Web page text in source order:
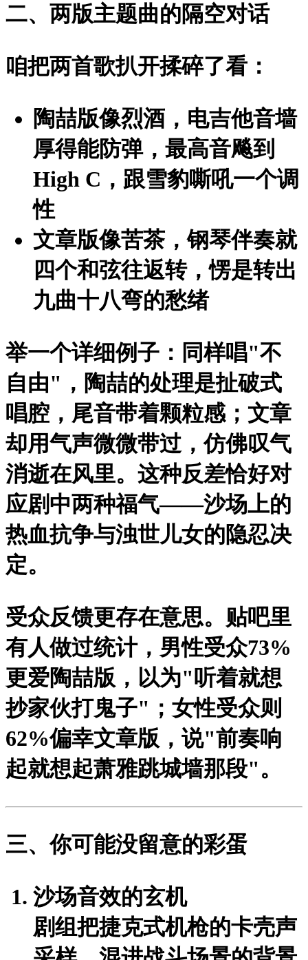
二、两版主题曲的隔空对话
咱把两首歌扒开揉碎了看：
陶喆版像烈酒，电吉他音墙
厚得能防弹，最高音飚到
High C，跟雪豹嘶吼一个调
性
文章版像苦茶，钢琴伴奏就
四个和弦往返转，愣是转出
九曲十八弯的愁绪
举一个详细例子：同样唱"不
自由"，陶喆的处理是扯破式
唱腔，尾音带着颗粒感；文章
却用气声微微带过，仿佛叹气
消逝在风里。这种反差恰好对
应剧中两种福气——沙场上的
热血抗争与浊世儿女的隐忍决
定。
受众反馈更存在意思。贴吧里
有人做过统计，男性受众73%
更爱陶喆版，以为"听着就想
抄家伙打鬼子"；女性受众则
62%偏幸文章版，说"前奏响
起就想起萧雅跳城墙那段"。
三、你可能没留意的彩蛋
沙场音效的玄机
剧组把捷克式机枪的卡壳声